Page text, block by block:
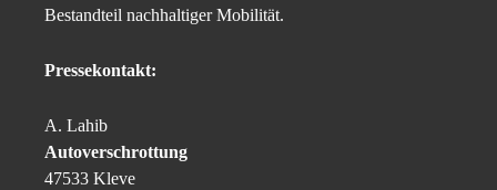
Bestandteil nachhaltiger Mobilität.
Pressekontakt:
A. Lahib
Autoverschrottung
47533 Kleve